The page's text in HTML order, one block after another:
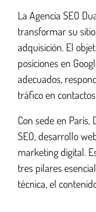
Optimización
Rendimiento
¿Qué es la EAE?
La Agencia SEO
transformar su
adquisición. El
posiciones en
adecuados,
tráfico en
Con sede en París,
SEO, desarrollo
marketing digital.
tres pilares
técnica, el